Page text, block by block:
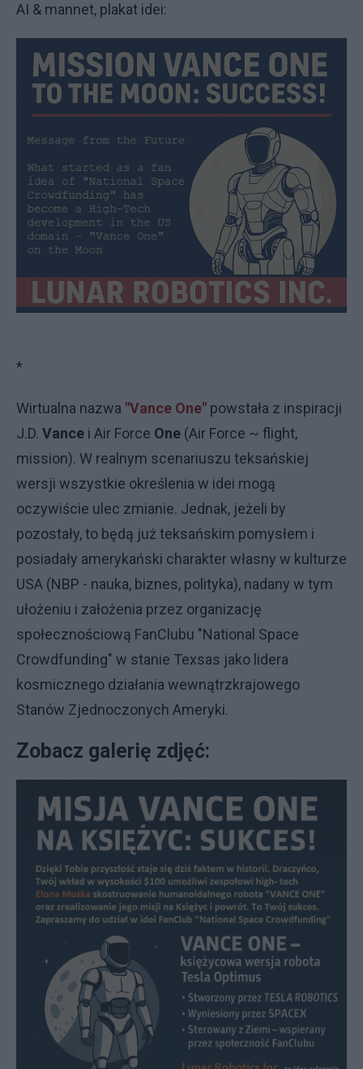
AI & mannet, plakat idei:
*
Wirtualna nazwa "Vance One" powstała z inspiracji
J.D. Vance i Air Force One (Air Force ~ flight,
mission). W realnym scenariuszu teksańskiej
wersji wszystkie określenia w idei mogą
oczywiście ulec zmianie. Jednak, jeżeli by
pozostały, to będą już teksańskim pomysłem i
posiadały amerykański charakter własny w kulturze
USA (NBP - nauka, biznes, polityka), nadany w tym
ułożeniu i założenia przez organizację
społecznościową FanClubu "National Space
Crowdfunding" w stanie Texsas jako lidera
kosmicznego działania wewnątrzkrajowego
Stanów Zjednoczonych Ameryki.
Zobacz galerię zdjęć: